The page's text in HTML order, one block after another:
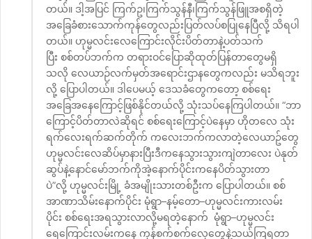
တယ်။ ဒါ့အပြင် ကြက်ဥ၊ကြက်သွန်နီ၊ကြက်သွန်ဖြူအစရှိတဲ့
အခြေခံစားသောက်ကုန်တွေလည်းပြတ်လပ်စပြုနေပြီလို့ သိရပါ
တယ်။ ဟုမ္မလင်းလေကြောင်းလိုင်းပိတ်တာနဲ့ပတ်သက်
ပြီး စစ်တပ်ဘက်က တရားဝင်ပြောဆိုထုတ်ပြန်တာတွေမရှိ
သလို လေယာဉ်လက်မှတ်အရောင်းဌာနတွေကလည်း မသိရဘူး
လို့ ပြောပါတယ်။ ဒါပေမယ့် ဒေသခံတွေကတော့ စစ်ရေး
အခြေအနေကြောင့်ဖြစ်နိုင်တယ်လို့ သုံးသပ်နေကြပါတယ်။ “ဘာ
ကြောင့်ပိတ်တာလဲဆိုရင် စစ်ရေးကြောင့်ပဲနေမှာ ဟိုတလေ သုံး
ရက်လေးရက်ဆက်တိုက် ကလေးဘက်ကလာတဲ့လေယာဥ်တွေ
ဟုမ္မလင်းလေဆိပ်မှာနားပြီးဒီကနေသွားသွားကျဲတာလေး ပဲနုတ်
ဆွပ်နဲ့နောင်မော်ဘက်ကိုအဲ့နောက်ပိုင်းကနေပိတ်သွားတာ
ပဲ”လို့ ဟုမ္မလင်းမြို့ ခံအမျိုးသားတစ်ဦးက ပြောပါတယ်။ စစ်
အာဏာသိမ်းနောက်ပိုင်း မုံရွာ–နမ့်တော–ဟုမ္မလင်းကားလမ်း
ပိုင်း စစ်ရေးအရသွားလာလို့မရတဲ့နောက် မုံရွာ–ဟုမ္မလင်း
ရေကြောင်းလမ်းကနေ ကုန်စက်စက်လှေတွေနဲ့သယ်ကြရတာ